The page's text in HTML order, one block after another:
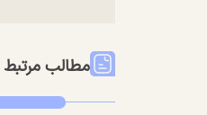
مطالب مرتبط